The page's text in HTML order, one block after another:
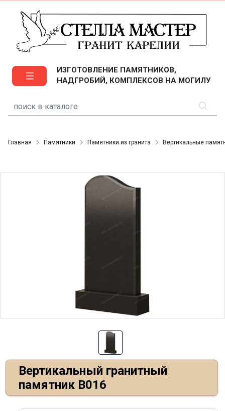
ИЗГОТОВЛЕНИЕ ПАМЯТНИКОВ,
НАДГРОБИЙ, КОМПЛЕКСОВ НА МОГИЛУ
Главная Памятники Памятники из гранита Вертикальные
Вертикальный гранитный
памятник В016